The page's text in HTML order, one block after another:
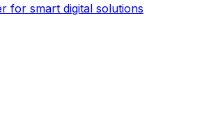
for smart digital solutions